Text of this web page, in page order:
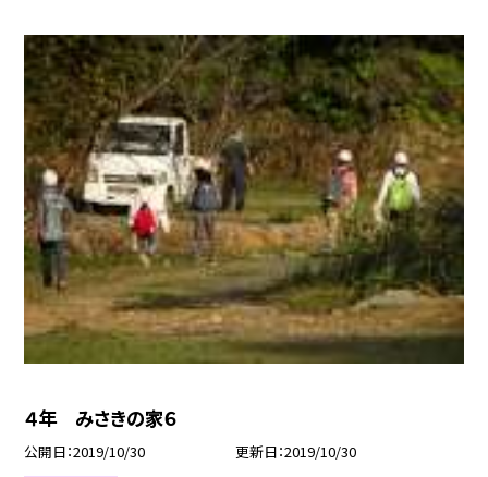
４年 みさきの家６
公開日 2019/10/30 更新日 2019/10/30